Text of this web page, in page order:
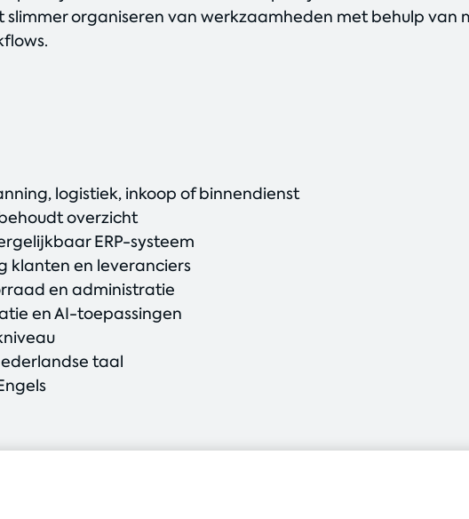
organiseren van werkzaamheden met behulp van
logistiek, inkoop of binnendienst
overzicht
ERP-systeem
klanten en leveranciers
en administratie
en AI-toepassingen
taal